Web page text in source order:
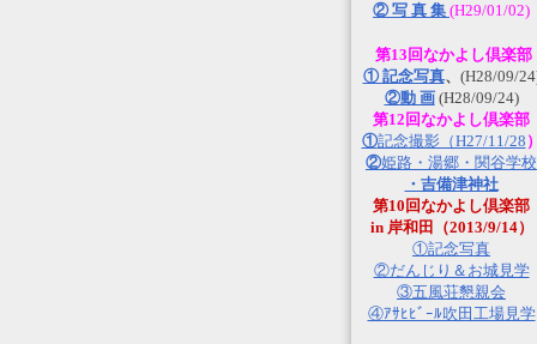
② 写 真 集 (H29/01/02)
第13回なかよし倶楽部
① 記念写真、 (H28/09/
②動 画(H28/09/24)
第12回なかよし倶楽部
①記念撮影（H27/11/28 ）
②姫路・湯郷・関谷学校
・吉備津神社
第10回なかよし倶楽部
in 岸和田（2013/9/14）
①記念写真
②だんじり＆お城見学
③五風荘懇親会
④ｱｻﾋﾋﾞｰﾙ吹田工場見学